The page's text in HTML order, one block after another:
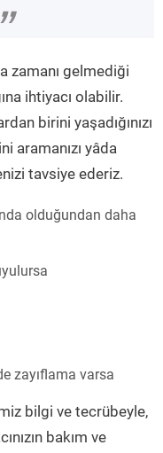
”
zamanı gelmediği
ihtiyacı olabilir.
birini yaşadığınızı
aramanızı yâda
tavsiye ederiz.
olduğundan daha
zayıflama varsa
bilgi ve tecrübeyle,
bakım ve